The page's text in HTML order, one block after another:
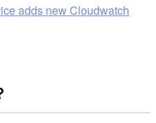
adds new Cloudwatch